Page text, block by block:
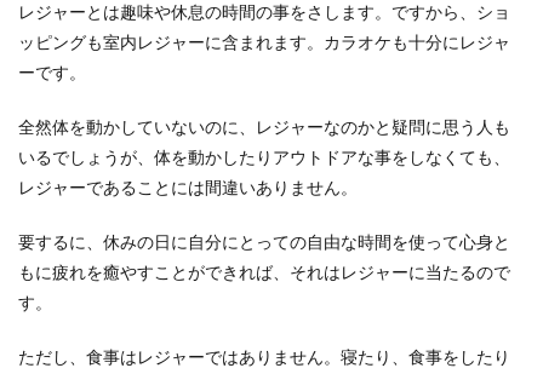
レジャーとは趣味や休息の時間の事をさします。ですから、ショ
ッピングも室内レジャーに含まれます。カラオケも十分にレジャ
ーです。
全然体を動かしていないのに、レジャーなのかと疑問に思う人も
いるでしょうが、体を動かしたりアウトドアな事をしなくても、
レジャーであることには間違いありません。
要するに、休みの日に自分にとっての自由な時間を使って心身と
もに疲れを癒やすことができれば、それはレジャーに当たるので
す。
ただし、食事はレジャーではありません。寝たり、食事をしたり